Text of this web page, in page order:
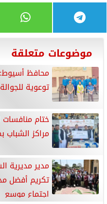
موضوعات متعلقة
محافظ أسيوط:
توعوية
ختام
مراكز
مدير مديرية
تكريم أفضل
اجتماع موسع